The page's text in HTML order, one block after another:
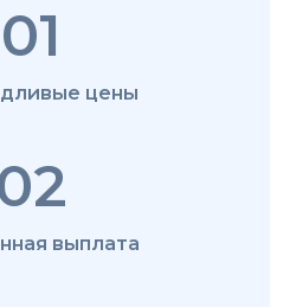
01
цены
выплата